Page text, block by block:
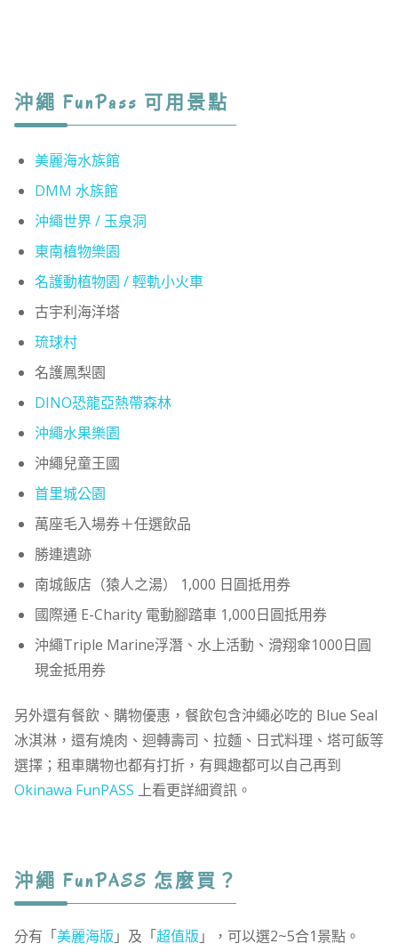
沖繩 FunPass 可用景點
美麗海水族館
DMM 水族館
沖繩世界 / 玉泉洞
東南植物樂園
名護動植物園 / 輕軌小火車
古宇利海洋塔
琉球村
名護鳳梨園
DINO恐龍亞熱帶森林
沖繩水果樂園
沖繩兒童王國
首里城公園
萬座毛入場券＋任選飲品
勝連遺跡
南城飯店（猿人之湯） 1,000 日圓抵用券
國際通 E-Charity 電動腳踏車 1,000日圓抵用券
沖繩Triple Marine浮潛、水上活動、滑翔傘1000日圓
現金抵用券
另外還有餐飲、購物優惠，餐飲包含沖繩必吃的 Blue Seal
冰淇淋，還有燒肉、迴轉壽司、拉麵、日式料理、塔可飯等
選擇；租車購物也都有打折，有興趣都可以自己再到
Okinawa FunPASS 上看更詳細資訊。
沖繩 FunPASS 怎麼買？
分有「美麗海版 」及「超值版 」，可以選2~5合1景點。